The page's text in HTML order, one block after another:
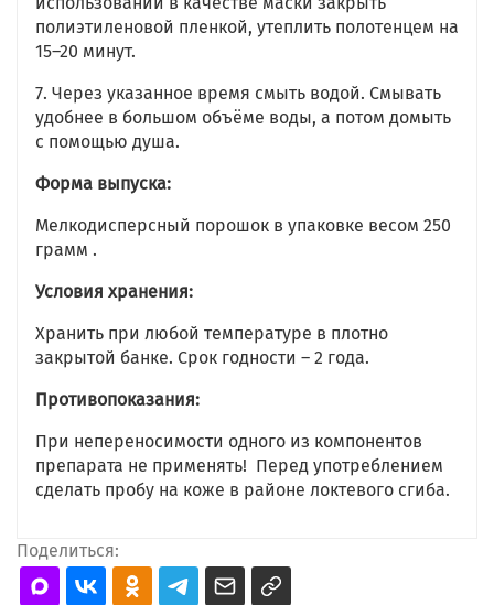
полиэтиленовой пленкой, утеплить полотенцем на
15–20 минут.
7. Через указанное время смыть водой. Смывать
удобнее в большом объёме воды, а потом домыть
с помощью душа.
Форма выпуска:
Мелкодисперсный порошок в упаковке весом 250
грамм .
Условия хранения:
Хранить при любой температуре в плотно
закрытой банке. Срок годности – 2 года.
Противопоказания:
При непереносимости одного из компонентов
препарата не применять! Перед употреблением
сделать пробу на коже в районе локтевого сгиба.
Поделиться: